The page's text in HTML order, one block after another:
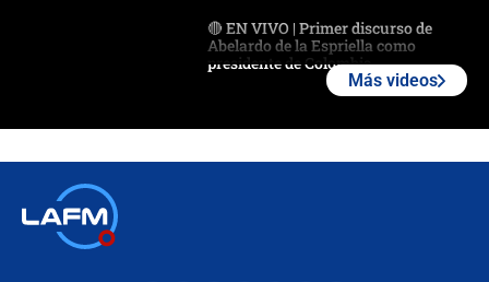
🔴 EN VIVO | Primer discurso de
Abelardo de la Espriella como
presidente de Colombia
Más videos